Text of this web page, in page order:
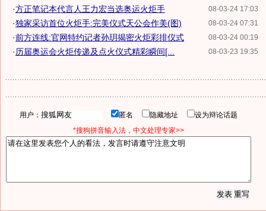
08-03-24 17:03
·方正笔记本代言人王力宏当选奥运火炬手
08-03-24 07:31
·独家采访首位火炬手:完美仪式天公会作美(图)
08-03-24 00:19
·前方连线:官网特约记者孙玥揭密火炬彩排仪式
08-03-23 19:35
· 历届奥运会火炬传递及点火仪式精彩瞬间[...
用户： 匿名 隐藏地址
设为辩论话题
*搜狗拼音输入法，中文处理专家>>